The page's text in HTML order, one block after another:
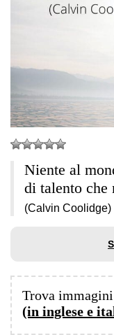
Niente al
di talento che
(Calvin Coolidge)
Trova
(in inglese e